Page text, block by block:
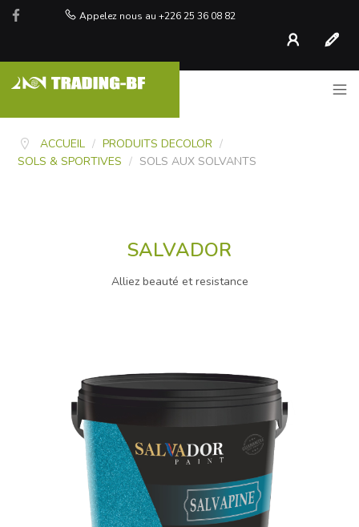
Appelez nous au +226 25 36 08 82
Compte
ACCUEIL / PRODUITS DECOLOR /
SOLS & SPORTIVES / SOLS AUX SOLVANTS
SALVADOR
Alliez beauté et resistance